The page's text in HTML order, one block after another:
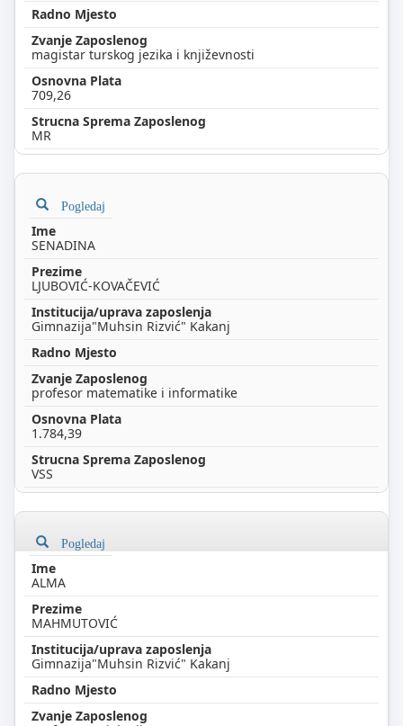
magistar turskog jezika i književnosti
709,26
MR
Pogledaj
SENADINA
LJUBOVIĆ-KOVAČEVIĆ
Gimnazija"Muhsin Rizvić" Kakanj
profesor matematike i informatike
1.784,39
VSS
Pogledaj
ALMA
MAHMUTOVIĆ
Gimnazija"Muhsin Rizvić" Kakanj